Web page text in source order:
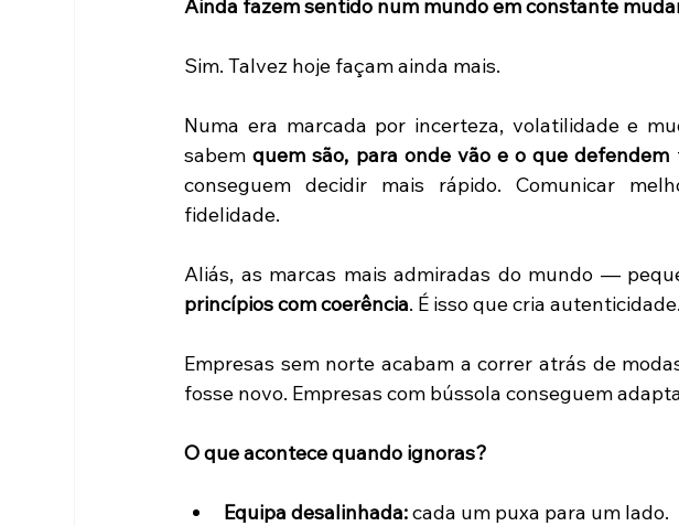
Ainda fazem sentido num mundo em constante
Sim. Talvez hoje façam ainda mais.
Numa era marcada por incerteza, volatilidade e
sabem quem são, para onde vão e o que defendem
conseguem decidir mais rápido. Comunicar
fidelidade.
Aliás, as marcas mais admiradas do mundo —
princípios com coerência. É isso que cria autenticidade.
Empresas sem norte acabam a correr atrás de
fosse novo. Empresas com bússola conseguem
O que acontece quando ignoras?
Equipa desalinhada: cada um puxa para um lado.